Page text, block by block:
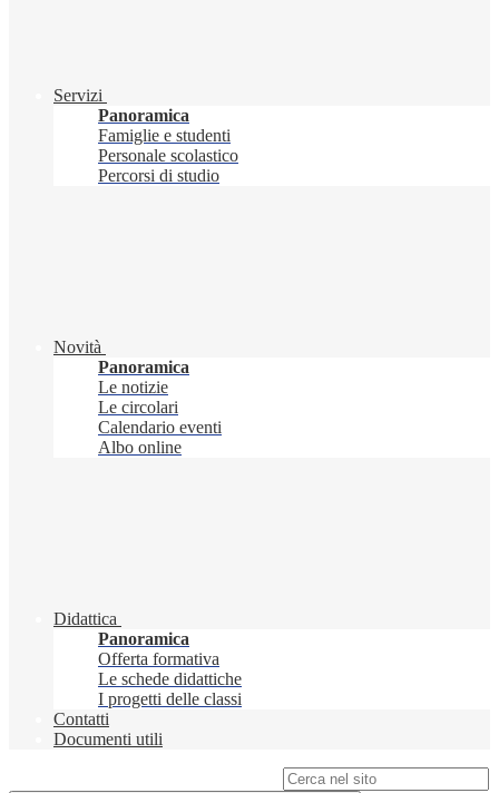
Servizi
Panoramica
Famiglie e studenti
Personale scolastico
Percorsi di studio
Novità
Panoramica
Le notizie
Le circolari
Calendario eventi
Albo online
Didattica
Panoramica
Offerta formativa
Le schede didattiche
I progetti delle classi
Contatti
Documenti utili